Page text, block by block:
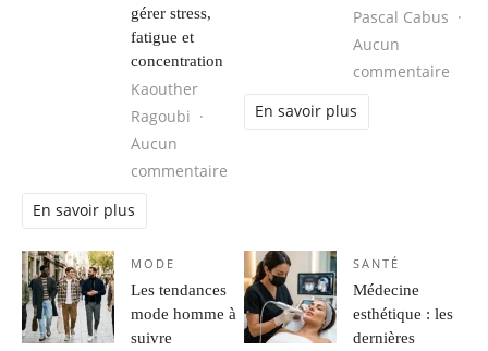
gérer stress,
fatigue et
concentration
Kaouther
Ragoubi
Aucun
commentaire
En savoir plus
Pascal Cabus
Aucun
commentaire
En savoir plus
MODE
Les tendances
mode homme à
suivre
SANTÉ
Médecine
esthétique : les
dernières